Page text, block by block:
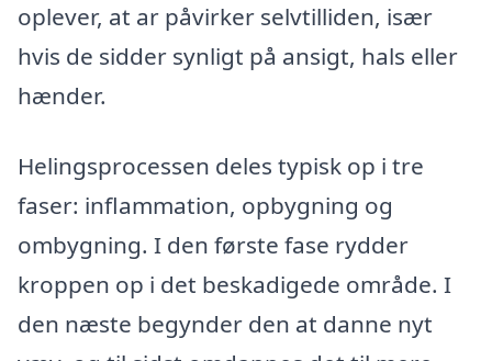
oplever, at ar påvirker selvtilliden, især
hvis de sidder synligt på ansigt, hals eller
hænder.
Helingsprocessen deles typisk op i tre
faser: inflammation, opbygning og
ombygning. I den første fase rydder
kroppen op i det beskadigede område. I
den næste begynder den at danne nyt